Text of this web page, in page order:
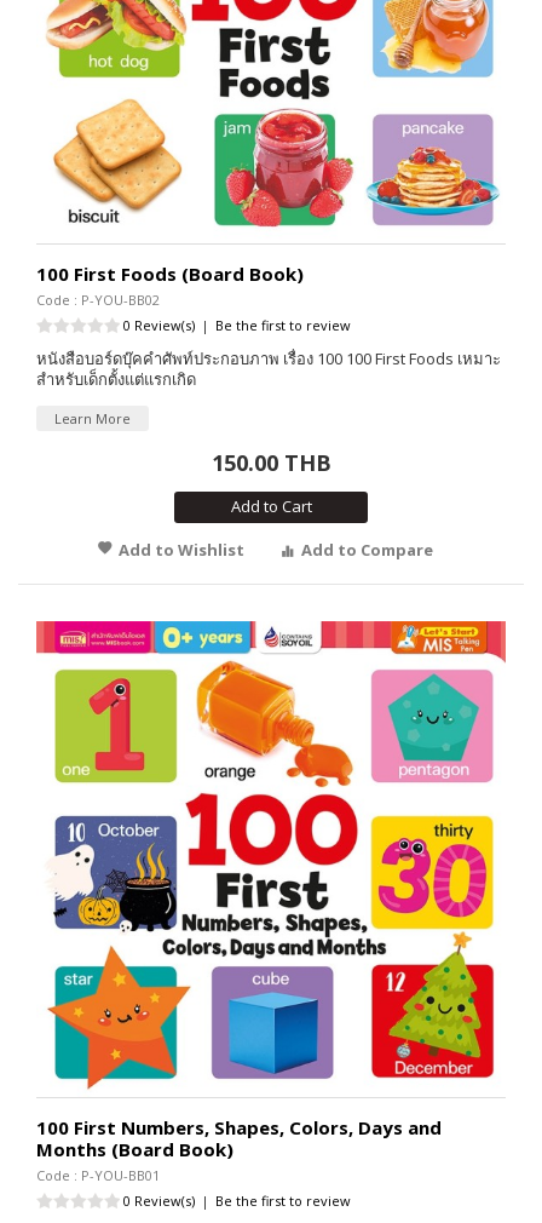
100 First Foods (Board Book)
Code : P-YOU-BB02
0 Review(s) | Be the first to review
หนังสือบอร์ดบุ๊คคำศัพท์ประกอบภาพ เรื่อง 100 100 First Foods เหมาะ
สำหรับเด็กตั้งแต่แรกเกิด
Learn More
150.00 THB
Add to Cart
Add to Wishlist
Add to Compare
100 First Numbers, Shapes, Colors, Days and
Months (Board Book)
Code : P-YOU-BB01
0 Review(s) | Be the first to review